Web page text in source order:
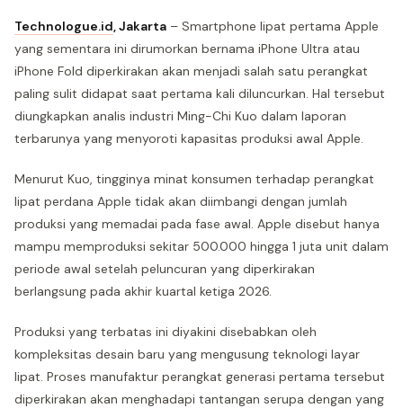
Technologue.id,Jakarta – Smartphone lipat pertama Apple
yang sementara ini dirumorkan bernama iPhone Ultra atau
iPhone Fold diperkirakan akan menjadi salah satu perangkat
paling sulit didapat saat pertama kali diluncurkan. Hal tersebut
diungkapkan analis industri Ming-Chi Kuo dalam laporan
terbarunya yang menyoroti kapasitas produksi awal Apple.
Menurut Kuo, tingginya minat konsumen terhadap perangkat
lipat perdana Apple tidak akan diimbangi dengan jumlah
produksi yang memadai pada fase awal. Apple disebut hanya
mampu memproduksi sekitar 500.000 hingga 1 juta unit dalam
periode awal setelah peluncuran yang diperkirakan
berlangsung pada akhir kuartal ketiga 2026.
Produksi yang terbatas ini diyakini disebabkan oleh
kompleksitas desain baru yang mengusung teknologi layar
lipat. Proses manufaktur perangkat generasi pertama tersebut
diperkirakan akan menghadapi tantangan serupa dengan yang